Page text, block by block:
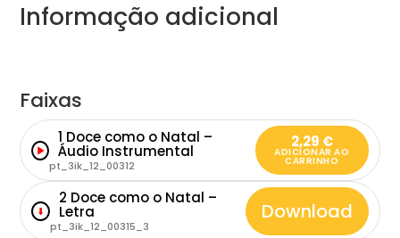
Informação adicional
Faixas
1 Doce como o Natal –
Áudio Instrumental
pt_3ik_12_00312
2,29 €
ADICIONAR AO
CARRINHO
⬇
2 Doce como o Natal –
Letra
pt_3ik_12_00315_3
Download